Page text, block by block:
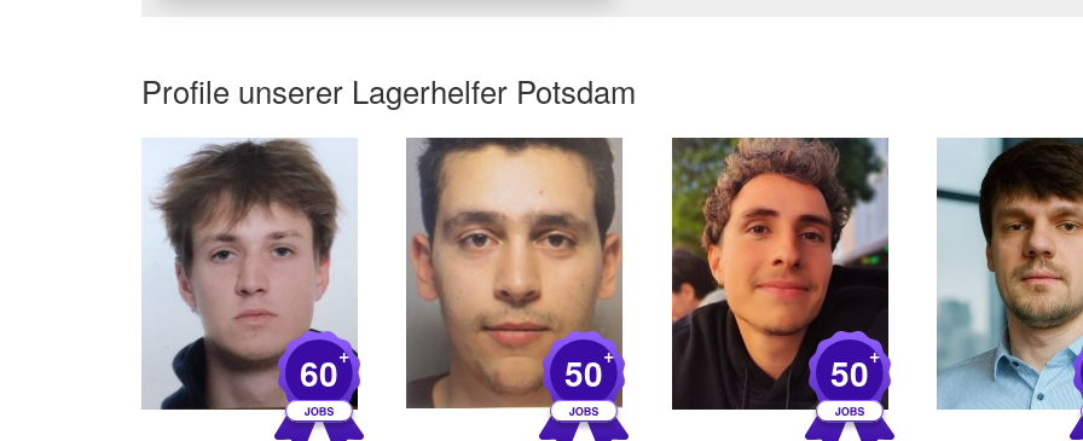
Profile unserer Lagerhelfer Potsdam
60+ 50+ 50+